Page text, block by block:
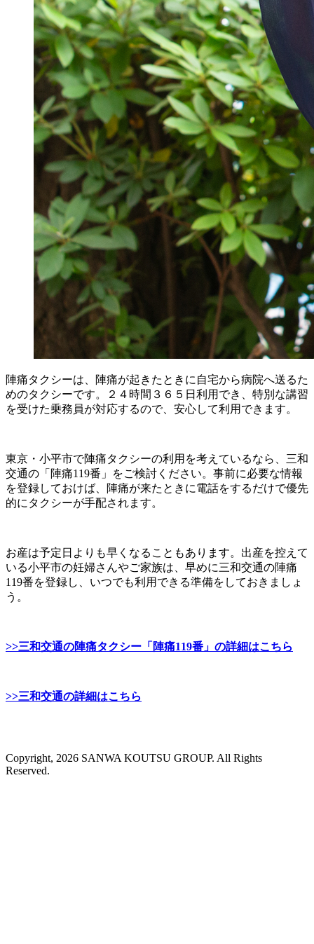
陣痛タクシーは、陣痛が起きたときに自宅から病院へ送るた
めのタクシーです。２４時間３６５日利用でき、特別な講習
を受けた乗務員が対応するので、安心して利用できます。
東京・小平市で陣痛タクシーの利用を考えているなら、三和
交通の「陣痛119番」をご検討ください。事前に必要な情報
を登録しておけば、陣痛が来たときに電話をするだけで優先
的にタクシーが手配されます。
お産は予定日よりも早くなることもあります。出産を控えて
いる小平市の妊婦さんやご家族は、早めに三和交通の陣痛
119番を登録し、いつでも利用できる準備をしておきましょ
う。
>>三和交通の陣痛タクシー「陣痛119番」の詳細はこちら
>>三和交通の詳細はこちら
Copyright, 2026 SANWA KOUTSU GROUP. All Rights
Reserved.